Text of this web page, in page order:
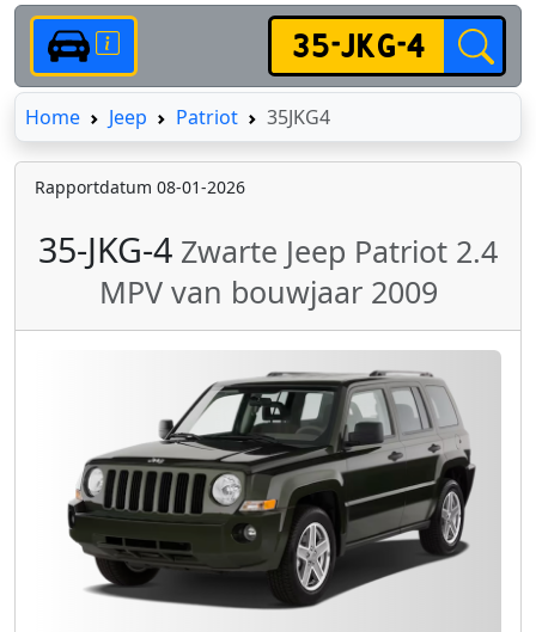
HomeHome
Jeep Patriot 35JKG4
Rapportdatum 08-01-2026
35-JKG-4 Zwarte Jeep Patriot 2.4
MPV van bouwjaar 2009